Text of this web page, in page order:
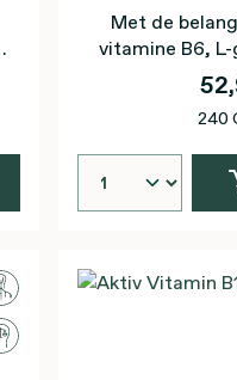
Met de
vitamine B6,
240